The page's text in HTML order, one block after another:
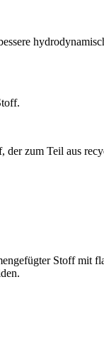
der zum Teil aus
Stoff mit